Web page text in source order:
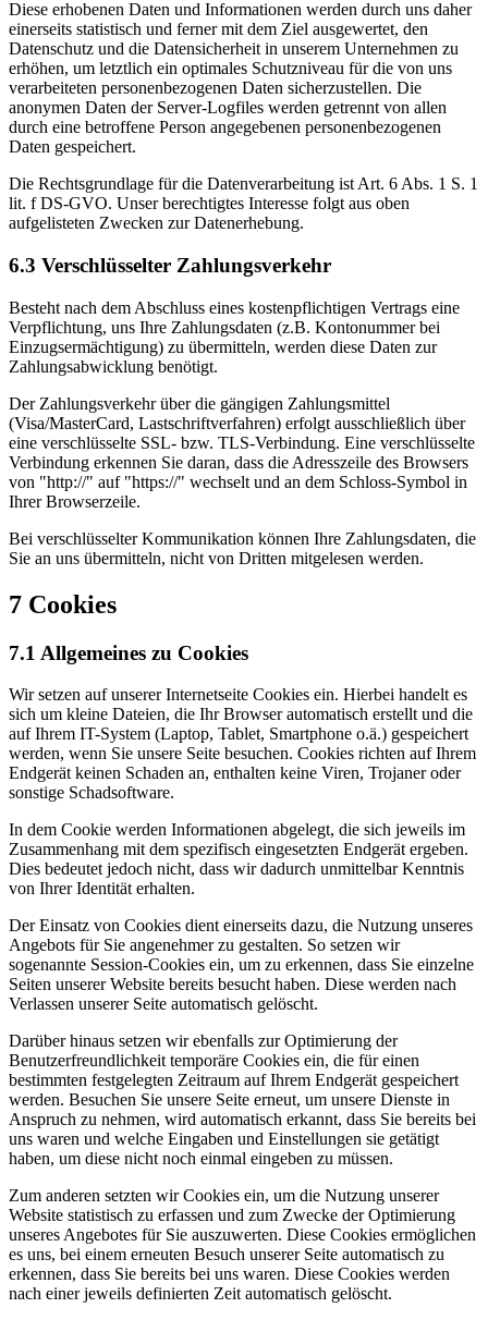
Diese erhobenen Daten und Informationen werden durch uns daher
einerseits statistisch und ferner mit dem Ziel ausgewertet, den
Datenschutz und die Datensicherheit in unserem Unternehmen zu
erhöhen, um letztlich ein optimales Schutzniveau für die von uns
verarbeiteten personenbezogenen Daten sicherzustellen. Die
anonymen Daten der Server-Logfiles werden getrennt von allen
durch eine betroffene Person angegebenen personenbezogenen
Daten gespeichert.
Die Rechtsgrundlage für die Datenverarbeitung ist Art. 6 Abs. 1 S. 1
lit. f DS-GVO. Unser berechtigtes Interesse folgt aus oben
aufgelisteten Zwecken zur Datenerhebung.
6.3 Verschlüsselter Zahlungsverkehr
Besteht nach dem Abschluss eines kostenpflichtigen Vertrags eine
Verpflichtung, uns Ihre Zahlungsdaten (z.B. Kontonummer bei
Einzugsermächtigung) zu übermitteln, werden diese Daten zur
Zahlungsabwicklung benötigt.
Der Zahlungsverkehr über die gängigen Zahlungsmittel
(Visa/MasterCard, Lastschriftverfahren) erfolgt ausschließlich über
eine verschlüsselte SSL- bzw. TLS-Verbindung. Eine verschlüsselte
Verbindung erkennen Sie daran, dass die Adresszeile des Browsers
von "http://" auf "https://" wechselt und an dem Schloss-Symbol in
Ihrer Browserzeile.
Bei verschlüsselter Kommunikation können Ihre Zahlungsdaten, die
Sie an uns übermitteln, nicht von Dritten mitgelesen werden.
7 Cookies
7.1 Allgemeines zu Cookies
Wir setzen auf unserer Internetseite Cookies ein. Hierbei handelt es
sich um kleine Dateien, die Ihr Browser automatisch erstellt und die
auf Ihrem IT-System (Laptop, Tablet, Smartphone o.ä.) gespeichert
werden, wenn Sie unsere Seite besuchen. Cookies richten auf Ihrem
Endgerät keinen Schaden an, enthalten keine Viren, Trojaner oder
sonstige Schadsoftware.
In dem Cookie werden Informationen abgelegt, die sich jeweils im
Zusammenhang mit dem spezifisch eingesetzten Endgerät ergeben.
Dies bedeutet jedoch nicht, dass wir dadurch unmittelbar Kenntnis
von Ihrer Identität erhalten.
Der Einsatz von Cookies dient einerseits dazu, die Nutzung unseres
Angebots für Sie angenehmer zu gestalten. So setzen wir
sogenannte Session-Cookies ein, um zu erkennen, dass Sie einzelne
Seiten unserer Website bereits besucht haben. Diese werden nach
Verlassen unserer Seite automatisch gelöscht.
Darüber hinaus setzen wir ebenfalls zur Optimierung der
Benutzerfreundlichkeit temporäre Cookies ein, die für einen
bestimmten festgelegten Zeitraum auf Ihrem Endgerät gespeichert
werden. Besuchen Sie unsere Seite erneut, um unsere Dienste in
Anspruch zu nehmen, wird automatisch erkannt, dass Sie bereits bei
uns waren und welche Eingaben und Einstellungen sie getätigt
haben, um diese nicht noch einmal eingeben zu müssen.
Zum anderen setzten wir Cookies ein, um die Nutzung unserer
Website statistisch zu erfassen und zum Zwecke der Optimierung
unseres Angebotes für Sie auszuwerten. Diese Cookies ermöglichen
es uns, bei einem erneuten Besuch unserer Seite automatisch zu
erkennen, dass Sie bereits bei uns waren. Diese Cookies werden
nach einer jeweils definierten Zeit automatisch gelöscht.